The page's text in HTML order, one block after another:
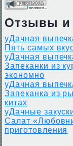
Отзывы и
уДачная
Пять самых
уДачная
Запеканки из
экономно
уДачная
Запеканка из
китах
уДачные
Салат
приготовления